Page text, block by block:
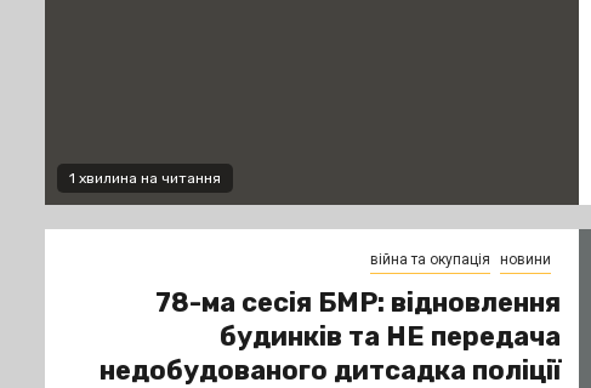
1 хвилина на читання
війна та окупація новини
78-ма сесія БМР: відновлення
будинків та НЕ передача
недобудованого дитсадка поліції